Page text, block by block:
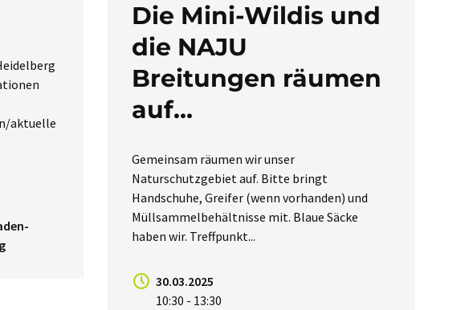
aktuelle
Die Mini-Wildis und
die NAJU
Breitungen räumen
auf…
Gemeinsam räumen wir unser
Naturschutzgebiet auf. Bitte bringt
Handschuhe, Greifer (wenn vorhanden) und
Müllsammelbehältnisse mit. Blaue Säcke
haben wir. Treffpunkt...
30.03.2025
10:30 - 13:30